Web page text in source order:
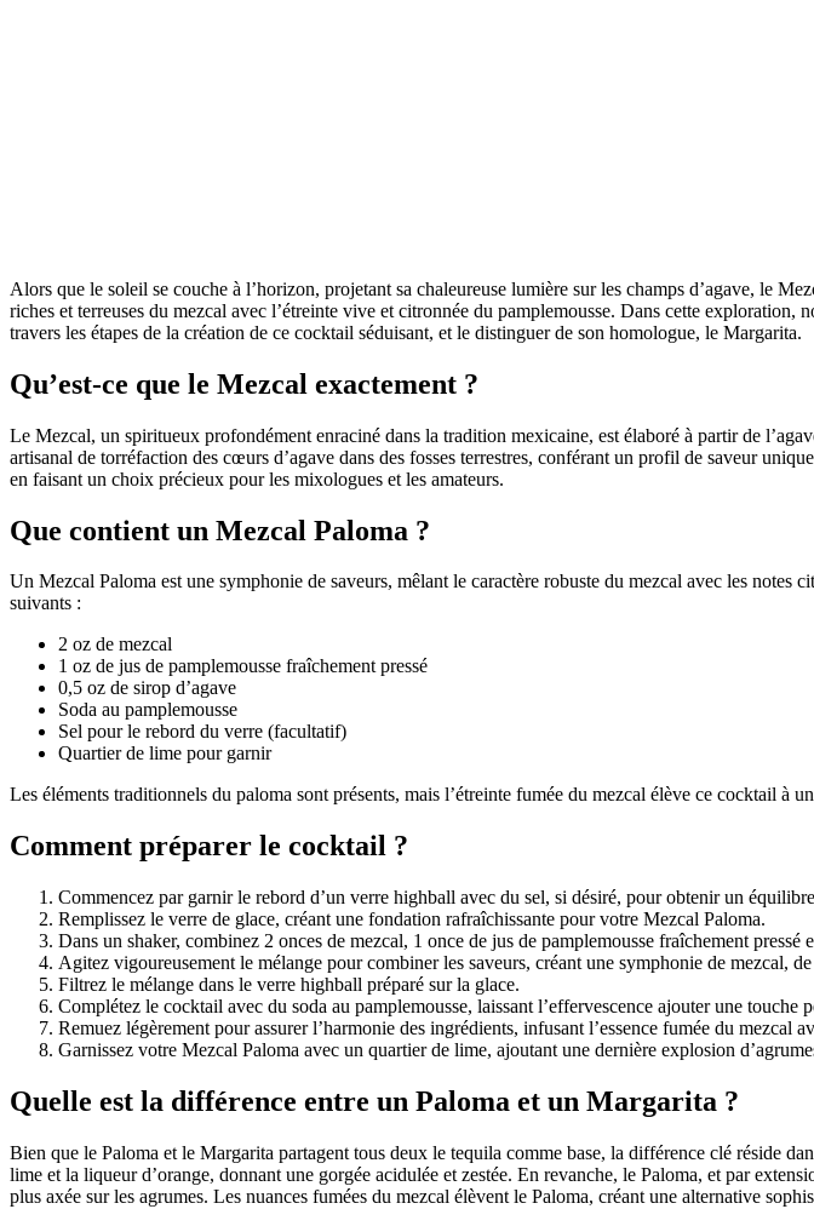
Alors que le soleil se couche à l’horizon, projetant sa chaleureuse lumière sur les champs d’agave, le
riches et terreuses du mezcal avec l’étreinte vive et citronnée du pamplemousse. Dans cette
travers les étapes de la création de ce cocktail séduisant, et le distinguer de son homologue, le Margarita.
Qu’est-ce que le Mezcal exactement ?
Le Mezcal, un spiritueux profondément enraciné dans la tradition mexicaine, est élaboré à partir de
artisanal de torréfaction des cœurs d’agave dans des fosses terrestres, conférant un profil de saveur
en faisant un choix précieux pour les mixologues et les amateurs.
Que contient un Mezcal Paloma ?
Un Mezcal Paloma est une symphonie de saveurs, mêlant le caractère robuste du mezcal avec les
suivants :
2 oz de mezcal
1 oz de jus de pamplemousse fraîchement pressé
0,5 oz de sirop d’agave
Soda au pamplemousse
Sel pour le rebord du verre (facultatif)
Quartier de lime pour garnir
Les éléments traditionnels du paloma sont présents, mais l’étreinte fumée du mezcal élève ce cocktail à
Comment préparer le cocktail ?
Commencez par garnir le rebord d’un verre highball avec du sel, si désiré, pour obtenir un
Remplissez le verre de glace, créant une fondation rafraîchissante pour votre Mezcal Paloma.
Dans un shaker, combinez 2 onces de mezcal, 1 once de jus de pamplemousse fraîchement pressé
Agitez vigoureusement le mélange pour combiner les saveurs, créant une symphonie de mezcal,
Filtrez le mélange dans le verre highball préparé sur la glace.
Complétez le cocktail avec du soda au pamplemousse, laissant l’effervescence ajouter une touche
Remuez légèrement pour assurer l’harmonie des ingrédients, infusant l’essence fumée du mezcal
Garnissez votre Mezcal Paloma avec un quartier de lime, ajoutant une dernière explosion
Quelle est la différence entre un Paloma et un Margarita ?
Bien que le Paloma et le Margarita partagent tous deux le tequila comme base, la différence clé réside
lime et la liqueur d’orange, donnant une gorgée acidulée et zestée. En revanche, le Paloma, et par
plus axée sur les agrumes. Les nuances fumées du mezcal élèvent le Paloma, créant une alternative